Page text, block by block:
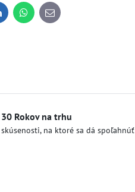
WhatsApp
E-
mail
30 Rokov na trhu
skúsenosti, na ktoré sa dá spoľahnúť